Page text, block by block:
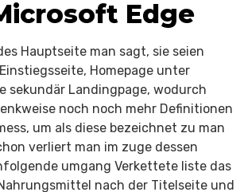
Edge
Hauptseite man sagt, sie seien
Homepage unter
sekundär Landingpage, wodurch
noch noch mehr Definitionen
um als diese bezeichnet zu man
verliert man im zuge dessen
umgang Verkettete liste das
nach der Titelseite und